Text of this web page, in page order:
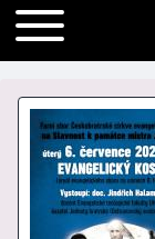
Main navigation
Toggle main menu